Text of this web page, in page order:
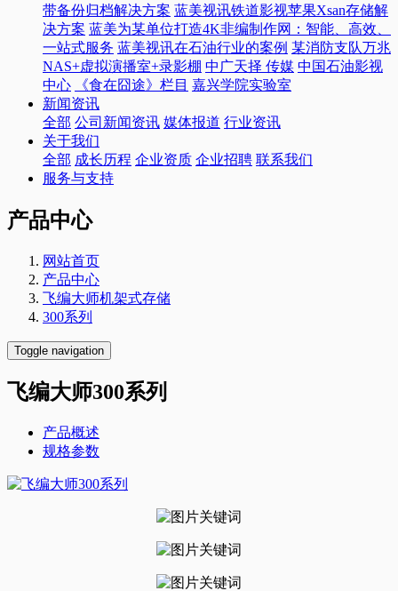
带备份归档解决方案 蓝美视讯铁道影视苹果Xsan存储解
决方案 蓝美为某单位打造4K非编制作网：智能、高效、
一站式服务 蓝美视讯在石油行业的案例 某消防支队万兆
NAS+虚拟演播室+录影棚 中广天择 传媒 中国石油影视
中心
《食在囧途》栏目 嘉兴学院实验室
新闻资讯
全部 公司新闻资讯 媒体报道 行业资讯
关于我们
全部 成长历程 企业资质 企业招聘 联系我们
服务与支持
产品中心
网站首页
产品中心
飞编大师机架式存储
300系列
Toggle navigation
飞编大师300系列
产品概述
规格参数